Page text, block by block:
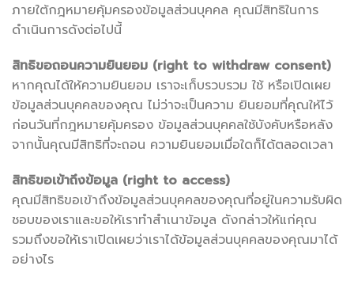
ภายใต้กฎหมายคุ้มครองข้อมูลส่วนบุคคล คุณมีสิทธิในการ
ดำเนินการดังต่อไปนี้
สิทธิขอถอนความยินยอม (right to withdraw consent)
หากคุณได้ให้ความยินยอม เราจะเก็บรวบรวม ใช้ หรือเปิดเผย
ข้อมูลส่วนบุคคลของคุณ ไม่ว่าจะเป็นความ ยินยอมที่คุณให้ไว้
ก่อนวันที่กฎหมายคุ้มครอง ข้อมูลส่วนบุคคลใช้บังคับหรือหลัง
จากนั้นคุณมีสิทธิที่จะถอน ความยินยอมเมื่อใดก็ได้ตลอดเวลา
สิทธิขอเข้าถึงข้อมูล (right to access)
คุณมีสิทธิขอเข้าถึงข้อมูลส่วนบุคคลของคุณที่อยู่ในความรับผิด
ชอบของเราและขอให้เราทำสำเนาข้อมูล ดังกล่าวให้แก่คุณ
รวมถึงขอให้เราเปิดเผยว่าเราได้ข้อมูลส่วนบุคคลของคุณมาได้
อย่างไร